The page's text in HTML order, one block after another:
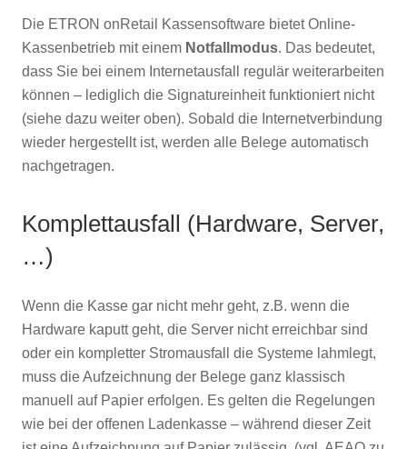
Die ETRON onRetail Kassensoftware bietet Online-
Kassenbetrieb mit einem Notfallmodus. Das bedeutet,
dass Sie bei einem Internetausfall regulär weiterarbeiten
können – lediglich die Signatureinheit funktioniert nicht
(siehe dazu weiter oben). Sobald die Internetverbindung
wieder hergestellt ist, werden alle Belege automatisch
nachgetragen.
Komplettausfall (Hardware, Server,
…)
Wenn die Kasse gar nicht mehr geht, z.B. wenn die
Hardware kaputt geht, die Server nicht erreichbar sind
oder ein kompletter Stromausfall die Systeme lahmlegt,
muss die Aufzeichnung der Belege ganz klassisch
manuell auf Papier erfolgen. Es gelten die Regelungen
wie bei der offenen Ladenkasse – während dieser Zeit